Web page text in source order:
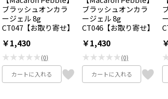
ブラッシュオンカラ
ージェル 8g
CT047【お取り寄せ】
￥1,430
★★★★★(0)
カートに入れる
ブラッシュオンカラ
ージェル 8g
CT046【お取り寄せ】
￥1,430
★★★★★(0)
カートに入れる